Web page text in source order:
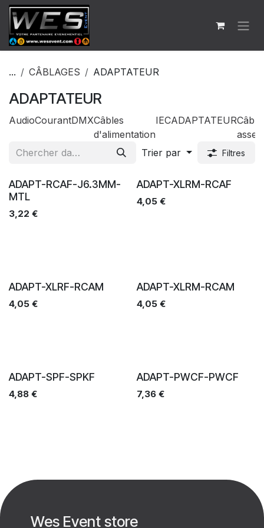
Se rendre au contenu
... CÂBLAGES ADAPTATEUR
ADAPTATEUR
AudioCourantDMXCâbles
d'alimentation
IECADAPTATEUR
Trier par
Filtres
Ventes
ADAPT-RCAF-J6.3MM-
MTL
3,22 €
Ventes
ADAPT-XLRM-RCAF
4,05€
Ventes
ADAPT-XLRF-RCAM
4,05 €
Ventes
ADAPT-XLRM-RCAM
4,05€
Ventes
ADAPT-SPF-SPKF
4,88 €
Ventes
ADAPT-PWCF-PWCF
7,36€
Wes Event store